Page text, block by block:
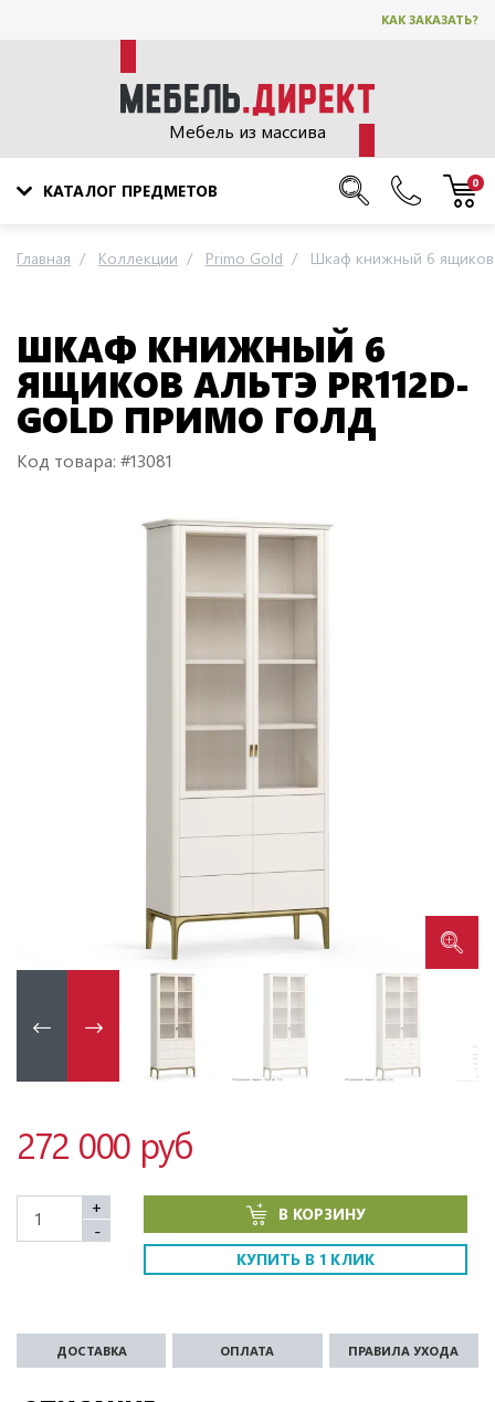
КАК ЗАКАЗАТЬ?
Мебель из массива
КАТАЛОГ ПРЕДМЕТОВ 0
Главная Коллекции Primo Gold Шкаф книжный 6 ящиков
ШКАФ КНИЖНЫЙ 6
ЯЩИКОВ АЛЬТЭ PR112D-
GOLD ПРИМО ГОЛД
Код товара: #13081
272 000 руб
+
-
В КОРЗИНУ
КУПИТЬ В 1 КЛИК
ДОСТАВКА ОПЛАТА ПРАВИЛА УХОДА